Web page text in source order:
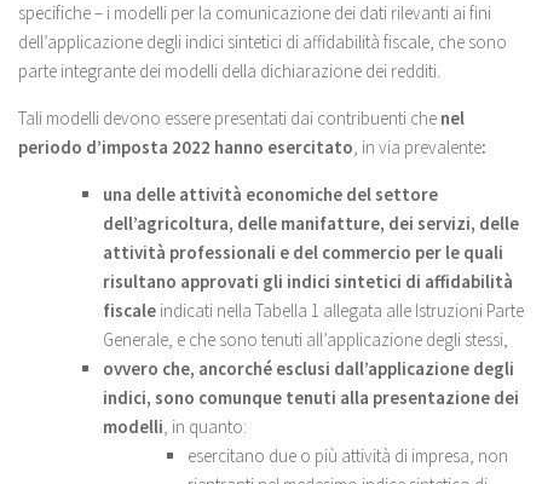
specifiche – i modelli per la comunicazione dei dati rilevanti ai fini
dell’applicazione degli indici sintetici di affidabilità fiscale, che sono
parte integrante dei modelli della dichiarazione dei redditi.
Tali modelli devono essere presentati dai contribuenti che nel
periodo d’imposta 2022 hanno esercitato, in via prevalente:
una delle attività economiche del settore
dell’agricoltura, delle manifatture, dei servizi, delle
attività professionali e del commercio per le quali
risultano approvati gli indici sintetici di affidabilità
fiscale indicati nella Tabella 1 allegata alle Istruzioni Parte
Generale, e che sono tenuti all’applicazione degli stessi,
ovvero che, ancorché esclusi dall’applicazione degli
indici, sono comunque tenuti alla presentazione dei
modelli, in quanto:
esercitano due o più attività di impresa, non